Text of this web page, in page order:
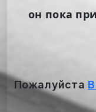
он пока
Пожалуйста